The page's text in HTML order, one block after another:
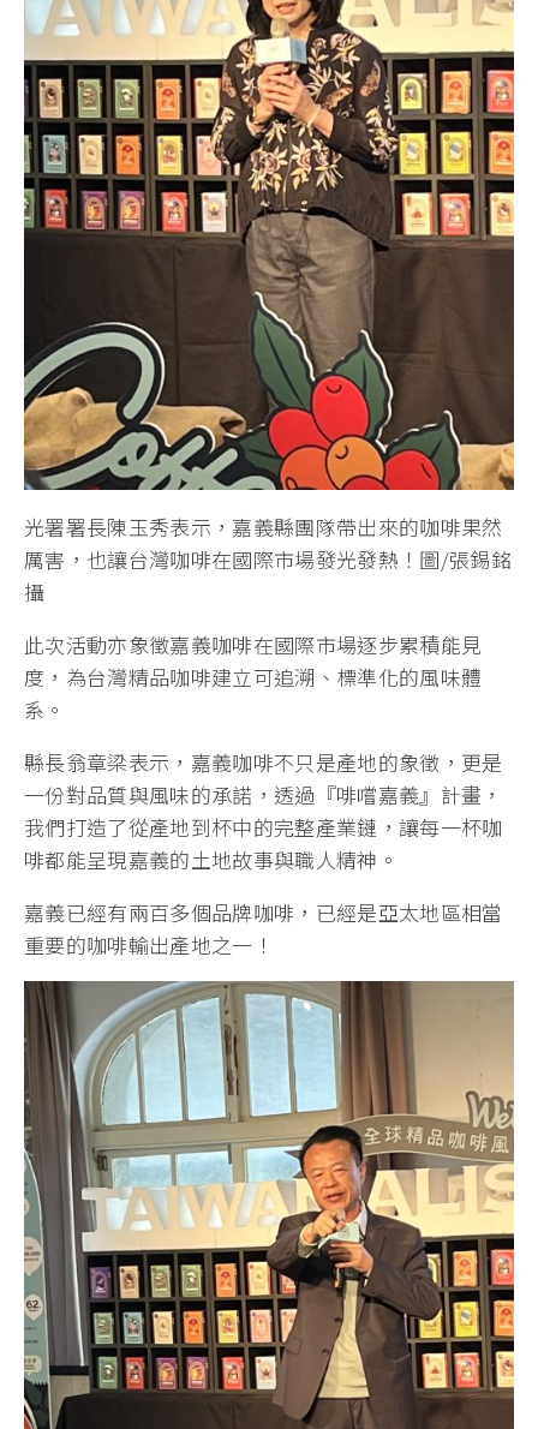
光署署長陳玉秀表示，嘉義縣團隊帶出來的咖啡果然
厲害，也讓台灣咖啡在國際市場發光發熱！圖/張錫銘
攝
此次活動亦象徵嘉義咖啡在國際市場逐步累積能見
度，為台灣精品咖啡建立可追溯、標準化的風味體
系。
縣長翁章梁表示，嘉義咖啡不只是產地的象徵，更是
一份對品質與風味的承諾，透過『啡嚐嘉義』計畫，
我們打造了從產地到杯中的完整產業鏈，讓每一杯咖
啡都能呈現嘉義的土地故事與職人精神。
嘉義已經有兩百多個品牌咖啡，已經是亞太地區相當
重要的咖啡輸出產地之一！